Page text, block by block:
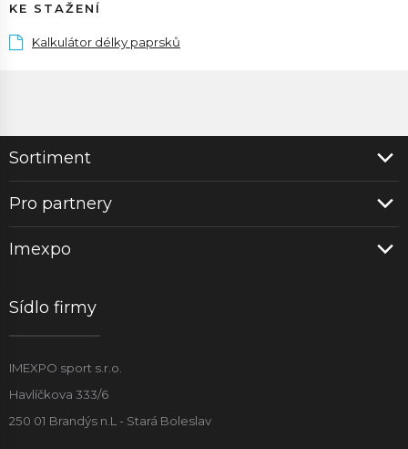
KE STAŽENÍ
Kalkulátor délky paprsků
Sortiment
Pro partnery
Imexpo
Sídlo firmy
IMEXPO sport s.r.o.
Havlíčkova 333/6
250 01 Brandýs n.L - Stará Boleslav